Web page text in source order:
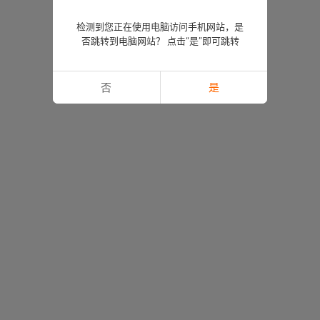
检测到您正在使用电脑访问手机网站，是
否跳转到电脑网站？ 点击“是”即可跳转
否 是